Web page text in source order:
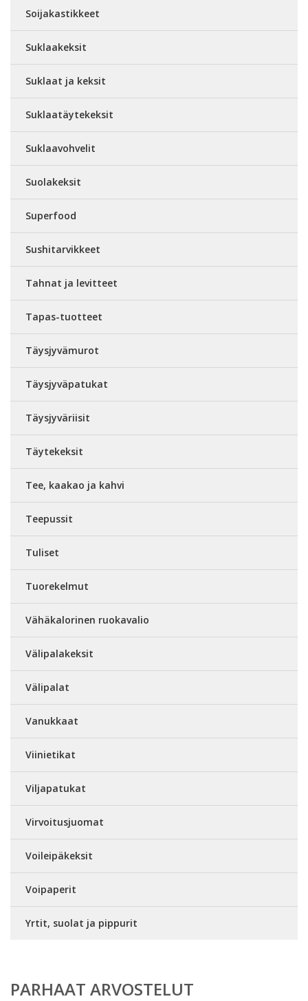
Soijakastikkeet
Suklaakeksit
Suklaat ja keksit
Suklaatäytekeksit
Suklaavohvelit
Suolakeksit
Superfood
Sushitarvikkeet
Tahnat ja levitteet
Tapas-tuotteet
Täysjyvämurot
Täysjyväpatukat
Täysjyväriisit
Täytekeksit
Tee, kaakao ja kahvi
Teepussit
Tuliset
Tuorekelmut
Vähäkalorinen ruokavalio
Välipalakeksit
Välipalat
Vanukkaat
Viinietikat
Viljapatukat
Virvoitusjuomat
Voileipäkeksit
Voipaperit
Yrtit, suolat ja pippurit
PARHAAT ARVOSTELUT